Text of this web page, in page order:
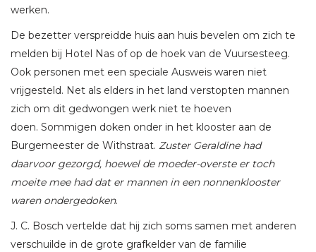
werken.
De bezetter verspreidde huis aan huis bevelen om zich te
melden bij Hotel Nas of op de hoek van de Vuursesteeg.
Ook personen met een speciale Ausweis waren niet
vrijgesteld. Net als elders in het land verstopten mannen
zich om dit gedwongen werk niet te hoeven
doen. Sommigen doken onder in het klooster aan de
Burgemeester de Withstraat. Zuster Geraldine had
daarvoor gezorgd, hoewel de moeder-overste er toch
moeite mee had dat er mannen in een nonnenklooster
waren ondergedoken.
J. C. Bosch vertelde dat hij zich soms samen met anderen
verschuilde in de grote grafkelder van de familie